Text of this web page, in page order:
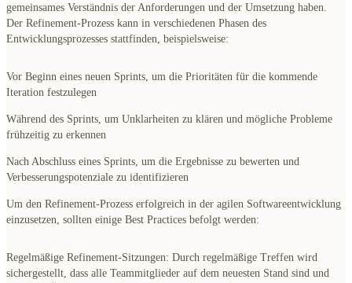
gemeinsames Verständnis der Anforderungen und der Umsetzung haben.
Der Refinement-Prozess kann in verschiedenen Phasen des
Entwicklungsprozesses stattfinden, beispielsweise:
Vor Beginn eines neuen Sprints, um die Prioritäten für die kommende
Iteration festzulegen
Während des Sprints, um Unklarheiten zu klären und mögliche Probleme
frühzeitig zu erkennen
Nach Abschluss eines Sprints, um die Ergebnisse zu bewerten und
Verbesserungspotenziale zu identifizieren
Um den Refinement-Prozess erfolgreich in der agilen Softwareentwicklung
einzusetzen, sollten einige Best Practices befolgt werden:
Regelmäßige Refinement-Sitzungen: Durch regelmäßige Treffen wird
sichergestellt, dass alle Teammitglieder auf dem neuesten Stand sind und